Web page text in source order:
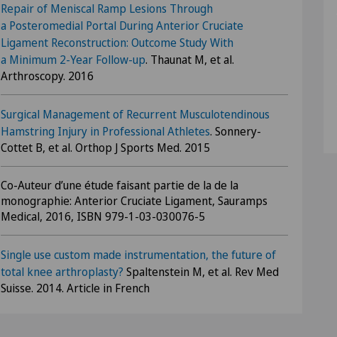
Repair of Meniscal Ramp Lesions Through
a Posteromedial Portal During Anterior Cruciate
Ligament Reconstruction: Outcome Study With
a Minimum 2-Year Follow-up. Thaunat M, et al.
Arthroscopy. 2016
Surgical Management of Recurrent Musculotendinous
Hamstring Injury in Professional Athletes. Sonnery-
Cottet B, et al. Orthop J Sports Med. 2015
Co-Auteur d’une étude faisant partie de la de la
monographie: Anterior Cruciate Ligament, Sauramps
Medical, 2016, ISBN 979-1-03-030076-5
Single use custom made instrumentation, the future of
total knee arthroplasty? Spaltenstein M, et al. Rev Med
Suisse. 2014. Article in French